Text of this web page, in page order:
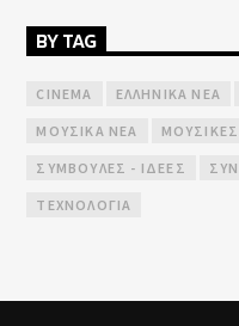
BY TAG
CINEMA ΕΛΛΗΝΙΚΆ ΝΈΑ
ΜΟΥΣΙΚΆ ΝΈΑ
ΣΥΜΒΟΥΛΈΣ - ΙΔΈΕΣ
ΤΕΧΝΟΛΟΓΊΑ